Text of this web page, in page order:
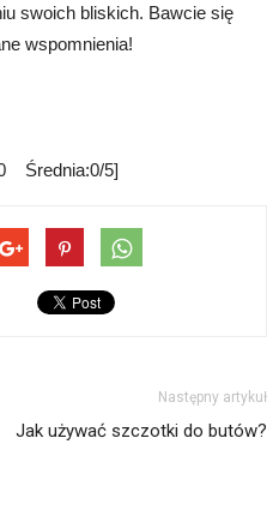
swoich bliskich. Bawcie się
wspomnienia!
Średnia:0/5]
Następny artykuł
Jak używać szczotki do butów?